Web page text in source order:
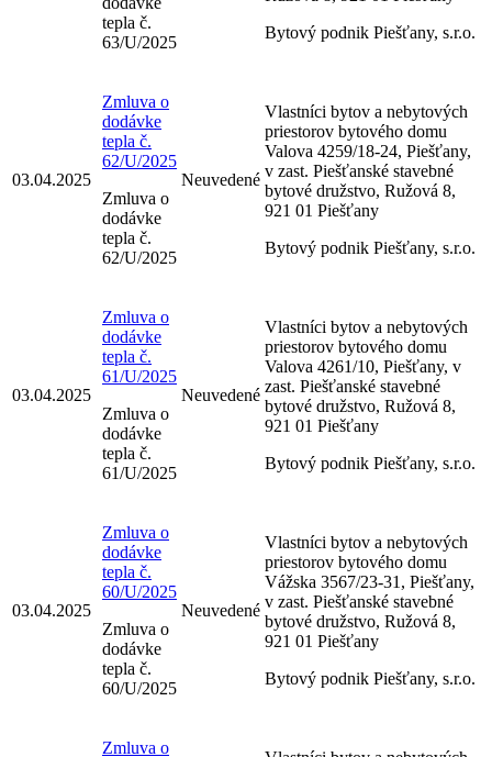
tepla č.
63/U/2025
Bytový podnik Piešťany, s.r.o.
03.04.2025
Zmluva o
dodávke
tepla č.
62/U/2025
Zmluva o
dodávke
tepla č.
62/U/2025
Neuvedené
Vlastníci bytov a nebytových
priestorov bytového domu
Valova 4259/18-24, Piešťany,
v zast. Piešťanské stavebné
bytové družstvo, Ružová 8,
921 01 Piešťany
Bytový podnik Piešťany, s.r.o.
03.04.2025
Zmluva o
dodávke
tepla č.
61/U/2025
Zmluva o
dodávke
tepla č.
61/U/2025
Neuvedené
Vlastníci bytov a nebytových
priestorov bytového domu
Valova 4261/10, Piešťany, v
zast. Piešťanské stavebné
bytové družstvo, Ružová 8,
921 01 Piešťany
Bytový podnik Piešťany, s.r.o.
03.04.2025
Zmluva o
dodávke
tepla č.
60/U/2025
Zmluva o
dodávke
tepla č.
60/U/2025
Neuvedené
Vlastníci bytov a nebytových
priestorov bytového domu
Vážska 3567/23-31, Piešťany,
v zast. Piešťanské stavebné
bytové družstvo, Ružová 8,
921 01 Piešťany
Bytový podnik Piešťany, s.r.o.
Zmluva o